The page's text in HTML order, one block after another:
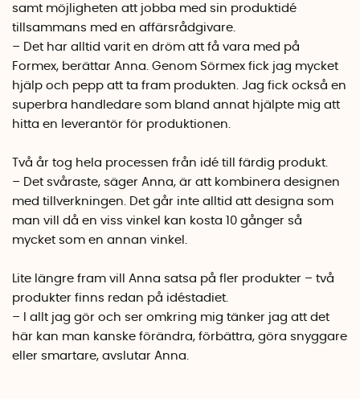
samt möjligheten att jobba med sin produktidé
tillsammans med en affärsrådgivare.
– Det har alltid varit en dröm att få vara med på
Formex, berättar Anna. Genom Sörmex fick jag mycket
hjälp och pepp att ta fram produkten. Jag fick också en
superbra handledare som bland annat hjälpte mig att
hitta en leverantör för produktionen.
Två år tog hela processen från idé till färdig produkt.
– Det svåraste, säger Anna, är att kombinera designen
med tillverkningen. Det går inte alltid att designa som
man vill då en viss vinkel kan kosta 10 gånger så
mycket som en annan vinkel.
Lite längre fram vill Anna satsa på fler produkter – två
produkter finns redan på idéstadiet.
– I allt jag gör och ser omkring mig tänker jag att det
här kan man kanske förändra, förbättra, göra snyggare
eller smartare, avslutar Anna.